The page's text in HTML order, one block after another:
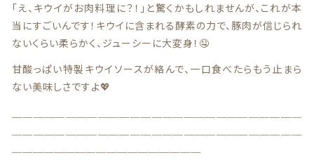
「え、キウイがお肉料理に？！」と驚くかもしれませんが、これが本
当にすごいんです！キウイに含まれる酵素の力で、豚肉が信じられ
ないくらい柔らかく、ジューシーに大変身！🤤
甘酸っぱい特製キウイソースが絡んで、一口食べたらもう止まら
ない美味しさですよ💖
情報セキュリティ基本方針
ランキング
セール商品
新着商品